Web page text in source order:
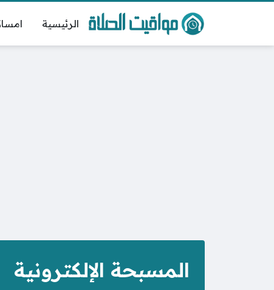
الرئيسية
المسبحة الإلكترونية